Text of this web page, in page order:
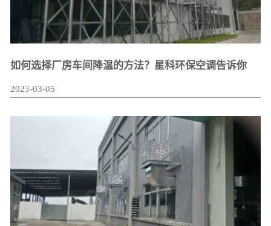
如何选择厂房车间降温的方法？星科环保空调告诉你
2023-03-05